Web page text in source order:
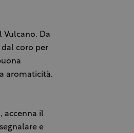
Da
coro per
aromaticità.
accenna il
e